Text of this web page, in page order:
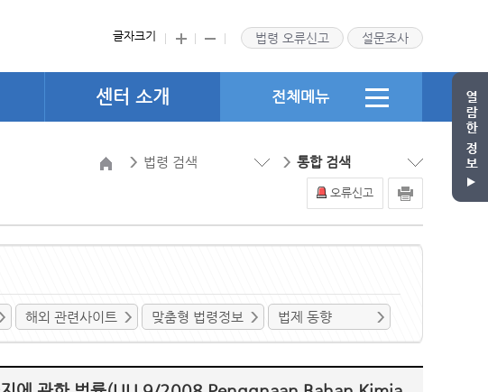
글자크기 법령 오류신고 설문조사
센터 소개 전체메뉴
법령 검색 통합 검색
오류신고
해외 관련사이트 맞춤형 법령정보 법제 동향